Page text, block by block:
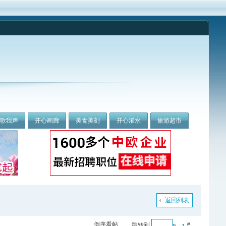
我声 开心画廊 美食美刻 开心灌水 旅游超市
返回列表
#
倒序看帖